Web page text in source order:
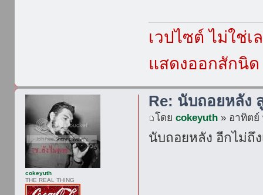
เวปไซต์ ไม่ใช่
แสดงออกสักนิด
Re: นับถอยหลัง
โดยcokeyuth » อาทิตย์
นับถอยหลัง อีกไม่ถึ
cokeyuth
THE REAL THING